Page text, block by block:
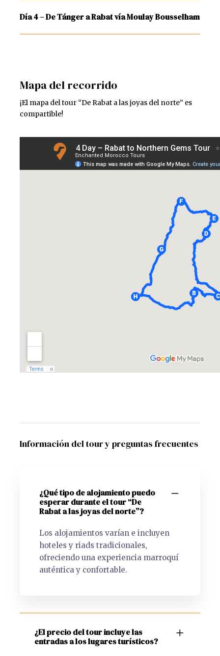
Día 4 – De Tánger a Rabat vía Moulay Bousselham
Mapa del recorrido
¡El mapa del tour “De Rabat a las joyas del norte” es
compartible!
Información del tour y preguntas frecuentes
¿Qué tipo de alojamiento puedo
esperar durante el tour “De
Rabat a las joyas del norte”?
Los alojamientos varían e incluyen
hoteles y riads tradicionales,
ofreciendo una experiencia marroquí
auténtica y confortable.
¿El precio del tour incluye las
entradas a los lugares turísticos?